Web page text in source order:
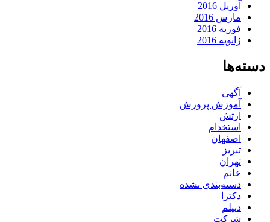
آوریل 2016
مارس 2016
فوریه 2016
ژانویه 2016
دسته‌ها
آگهی
آموزش پرورش
ارتش
استخدام
اصفهان
تبریز
تهران
خانم
دسته‌بندی نشده
دکترا
دیپلم
شرکت